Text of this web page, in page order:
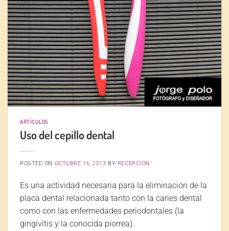
ARTÍCULOS
Uso del cepillo dental
POSTED ON OCTUBRE 16, 2013 BY RECEPCION
Es una actividad necesaria para la eliminación de la
placa dental relacionada tanto con la caries dental
como con las enfermedades periodontales (la
gingivitis y la conocida piorrea).